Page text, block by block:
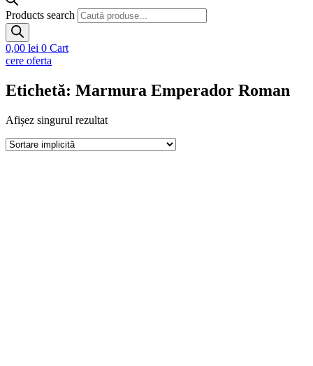
Products search
0,00 lei 0 Cart
cere oferta
Etichetă: Marmura Emperador Roman
Afișez singurul rezultat